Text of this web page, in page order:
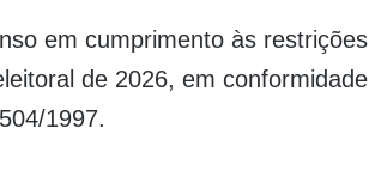
em cumprimento às restrições
de 2026, em conformidade
1997.